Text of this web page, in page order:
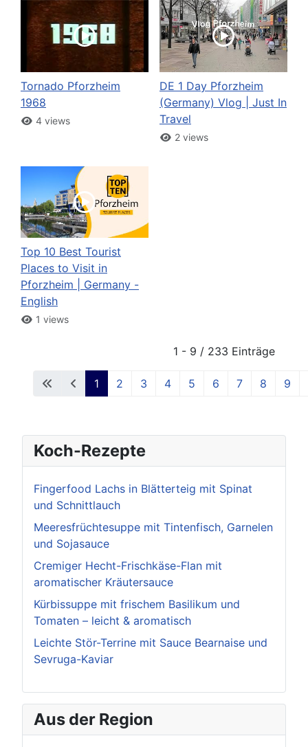
Tornado Pforzheim
1968
4 views
DE 1 Day Pforzheim
(Germany) Vlog | Just In
Travel
2 views
Top 10 Best Tourist
Places to Visit in
Pforzheim | Germany -
English
1 views
1 - 9 / 233 Einträge
1 2 3 4 5 6 7 8 9
Koch-Rezepte
Fingerfood Lachs in Blätterteig mit Spinat
und Schnittlauch
Meeresfrüchtesuppe mit Tintenfisch, Garnelen
und Sojasauce
Cremiger Hecht-Frischkäse-Flan mit
aromatischer Kräutersauce
Kürbissuppe mit frischem Basilikum und
Tomaten – leicht & aromatisch
Leichte Stör-Terrine mit Sauce Bearnaise und
Sevruga-Kaviar
Aus der Region